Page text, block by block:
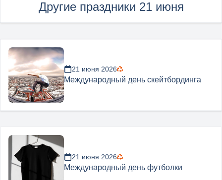
Другие праздники 21 июня
21 июня 2026
Международный день скейтбординга
21 июня 2026
Международный день футболки